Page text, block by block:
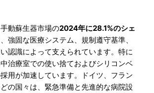
動蘇生器市場の2024年に28.1%のシェ
強固な医療システム、規制遵守基準、
認識によって支えられています。特に
治療室での使い捨ておよびシリコンベ
用が加速しています。ドイツ、フラン
の国々は、緊急準備と先進的な病院設